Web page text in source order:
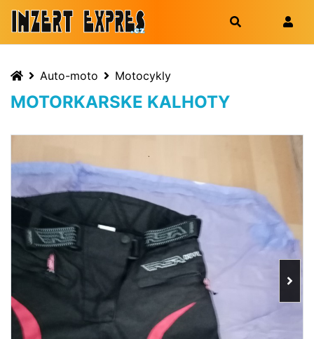
Auto-moto Motocykly
MOTORKARSKE KALHOTY